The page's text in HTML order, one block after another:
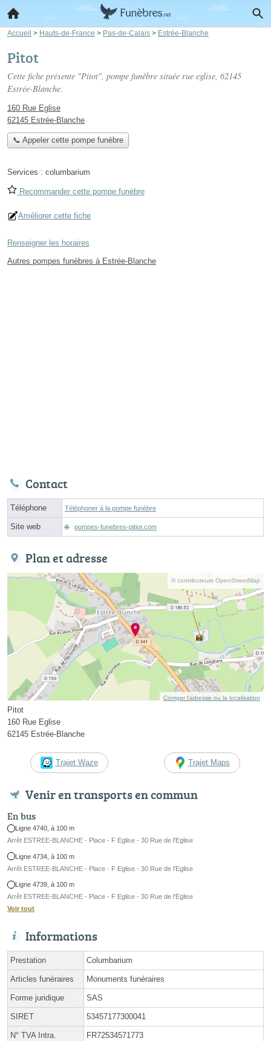
Accueil > Hauts-de-France > Pas-de-Calais > Estrée-Blanche
Pitot
Cette fiche présente "Pitot", pompe funèbre située rue eglise, 62145
Estrée-Blanche.
160 Rue Eglise
62145 Estrée-Blanche
📞 Appeler cette pompe funèbre
Services : columbarium
Recommander cette pompe funèbre
Améliorer cette fiche
Renseigner les horaires
Autres pompes funèbres à Estrée-Blanche
Contact
Téléphone Téléphoner à la pompe funèbre
Site web pompes-funebres-pitiot.com
Plan et adresse
© contributeurs OpenStreetMap
Corriger l’adresse ou la localisation
Pitot
160 Rue Eglise
62145 Estrée-Blanche
Trajet Waze Trajet Maps
Venir en transports en commun
En bus
Ligne 4740, à 100 m
Arrêt ESTREE-BLANCHE - Place - F Eglise - 30 Rue de l'Eglise
Ligne 4734, à 100 m
Arrêt ESTREE-BLANCHE - Place - F Eglise - 30 Rue de l'Eglise
Ligne 4739, à 100 m
Arrêt ESTREE-BLANCHE - Place - F Eglise - 30 Rue de l'Eglise
Voir tout
Informations
Prestation Columbarium
Articles funéraires Monuments funéraires
Forme juridique SAS
SIRET 53457177300041
N° TVA Intra. FR72534571773